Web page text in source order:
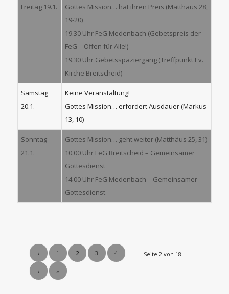
Freitag 19.1.
Gottes Mission… hat ihren Preis (Matthäus 28,
19-20)
19.30 Uhr FeG Medenbach (Gebetspreis der
FeG – Offen für Alle!)
19.30 Uhr Gebetsspaziergang (Treffpunkt Ev.
Kirche Breitscheid)
Samstag
20.1.
Keine Veranstaltung!
Gottes Mission… erfordert Ausdauer (Markus
13, 10)
Sonntag
21.1.
Gottes Mission… geht weiter (Matthäus 25, 31)
10.00 Uhr FeG Breitscheid – Gemeinsamer
Gottesdienst
14.00 Uhr FeG Medenbach – Gemeinsamer
Gottesdienst
Seite 2 von 18
‹ 1 2 3 4
› »